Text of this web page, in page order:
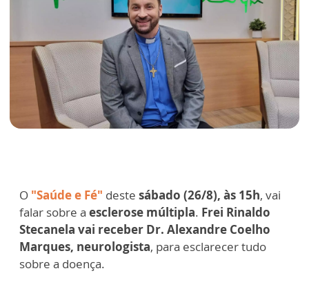
O "Saúde e Fé" deste sábado (26/8), às 15h, vai
falar sobre a esclerose múltipla. Frei Rinaldo
Stecanela vai receber Dr. Alexandre Coelho
Marques, neurologista, para esclarecer tudo
sobre a doença.